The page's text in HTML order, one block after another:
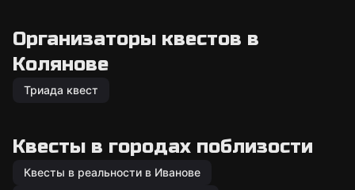
Организаторы квестов в
Колянове
Триада квест
Квесты в городах поблизости
Квесты в реальности в Иванове